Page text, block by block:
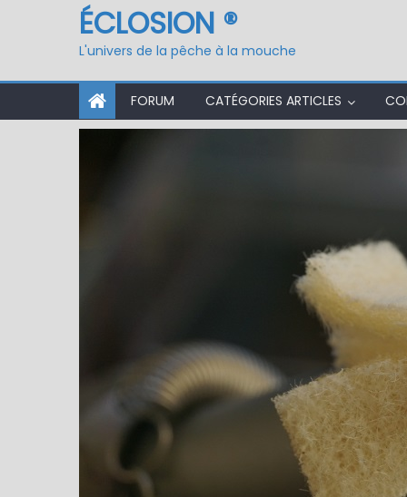
ÉCLOSION ®
L'univers de la pêche à la mouche
FORUM CATÉGORIES ARTICLES